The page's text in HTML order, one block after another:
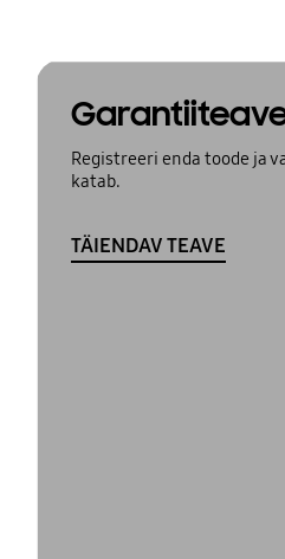
Registreeri enda toode ja
katab.
TÄIENDAV TEAVE